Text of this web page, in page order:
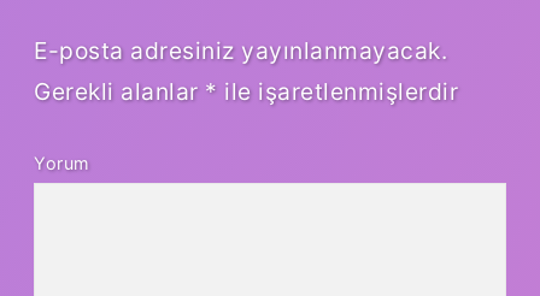
E-posta adresiniz yayınlanmayacak.
Gerekli alanlar * ile işaretlenmişlerdir
Yorum